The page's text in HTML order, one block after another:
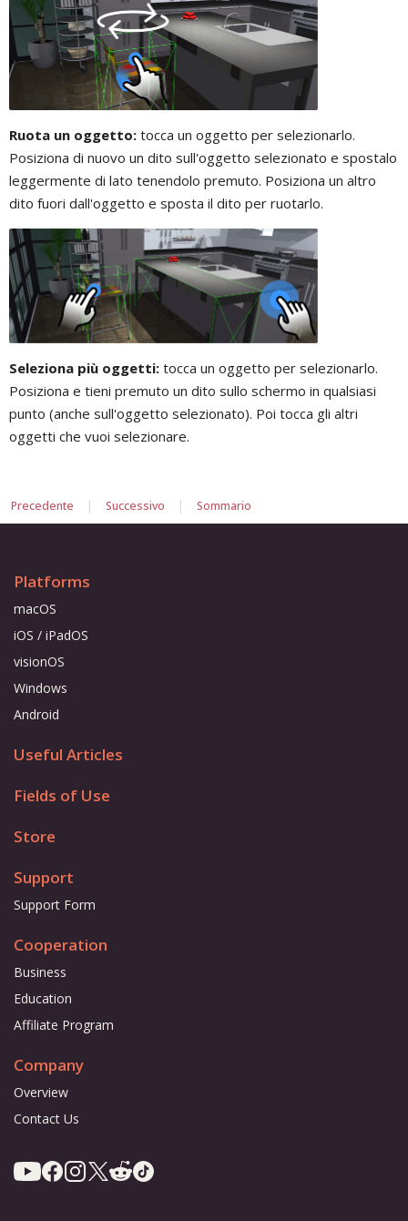
Ruota un oggetto: tocca un oggetto per selezionarlo.
Posiziona di nuovo un dito sull'oggetto selezionato e spostalo
leggermente di lato tenendolo premuto. Posiziona un altro
dito fuori dall'oggetto e sposta il dito per ruotarlo.
Seleziona più oggetti: tocca un oggetto per selezionarlo.
Posiziona e tieni premuto un dito sullo schermo in qualsiasi
punto (anche sull'oggetto selezionato). Poi tocca gli altri
oggetti che vuoi selezionare.
Precedente | Successivo | Sommario
Platforms
macOS
iOS / iPadOS
visionOS
Windows
Android
Useful Articles
Fields of Use
Store
Support
Support Form
Cooperation
Business
Education
Affiliate Program
Company
Overview
Contact Us